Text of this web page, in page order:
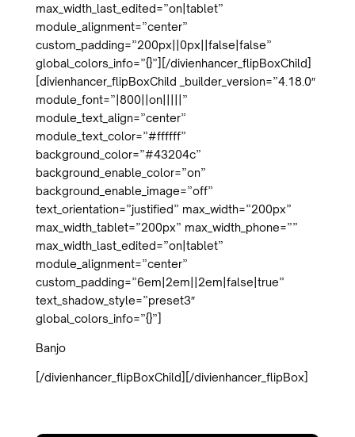
max_width_last_edited=”on|tablet”
module_alignment=”center”
custom_padding=”200px||0px||false|false”
global_colors_info=”{}”][/divienhancer_flipBoxChild]
[divienhancer_flipBoxChild _builder_version=”4.18.0″
module_font=”|800||on|||||”
module_text_align=”center”
module_text_color=”#ffffff”
background_color=”#43204c”
background_enable_color=”on”
background_enable_image=”off”
text_orientation=”justified” max_width=”200px”
max_width_tablet=”200px” max_width_phone=””
max_width_last_edited=”on|tablet”
module_alignment=”center”
custom_padding=”6em|2em||2em|false|true”
text_shadow_style=”preset3″
global_colors_info=”{}”]
Banjo
[/divienhancer_flipBoxChild][/divienhancer_flipBox]